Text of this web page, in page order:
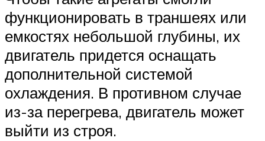
функционировать в траншеях или
емкостях небольшой глубины, их
двигатель придется оснащать
дополнительной системой
охлаждения. В противном случае
из-за перегрева, двигатель может
выйти из строя.